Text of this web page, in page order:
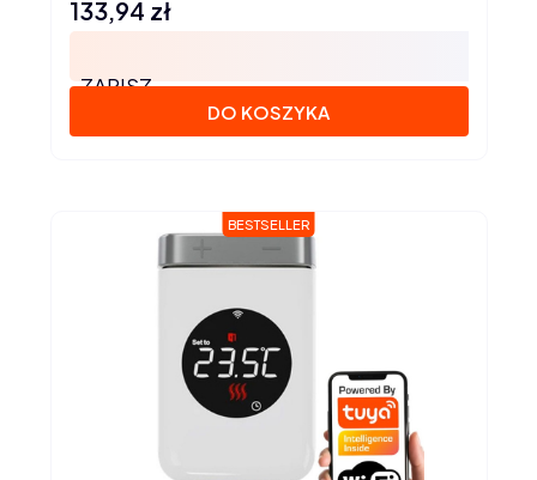
Cena
133,94 zł
ZAPISZ
DO KOSZYKA
BESTSELLER